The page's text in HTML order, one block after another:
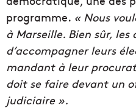
programme. « Nous
à Marseille. Bien sûr,
d’accompagner leurs
mandant à leur
doit se faire devant un
judiciaire ».